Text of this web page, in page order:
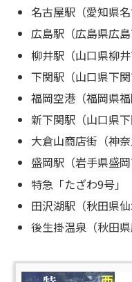
名古屋駅（愛知県名
広島駅（広島県広島
柳井駅（山口県柳井
下関駅（山口県下関
福岡空港（福岡県福
新下関駅（山口県下
大倉山商店街（神
盛岡駅（岩手県盛岡
特急「たざわ9号」
田沢湖駅（秋田県仙
後生掛温泉（秋田県